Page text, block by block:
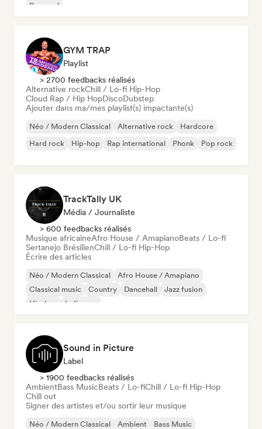
Pop soul
GYM TRAP
Playlist
> 2700 feedbacks réalisés
Alternative rockChill / Lo-fi Hip-Hop
Cloud Rap / Hip HopDiscoDubstep
Ajouter dans ma/mes playlist(s) impactante(s)
Néo / Modern Classical Alternative rock
Hardcore
Hard rock
Hip-hop Rap international Phonk Pop rock
TrackTally UK
Média / Journaliste
> 600 feedbacks réalisés
Musique africaineAfro House / AmapianoBeats / Lo-fi
Sertanejo BrésilienChill / Lo-fi Hip-Hop
Écrire des articles
Néo / Modern Classical
Afro House / Amapiano
Classical music
Country Dancehall
Jazz fusion
Hip-hop
Indie pop
Sound in Picture
Label
> 1900 feedbacks réalisés
AmbientBass MusicBeats / Lo-fiChill / Lo-fi Hip-Hop
Chill out
Signer des artistes et/ou sortir leur musique
Néo / Modern Classical Ambient Bass Music